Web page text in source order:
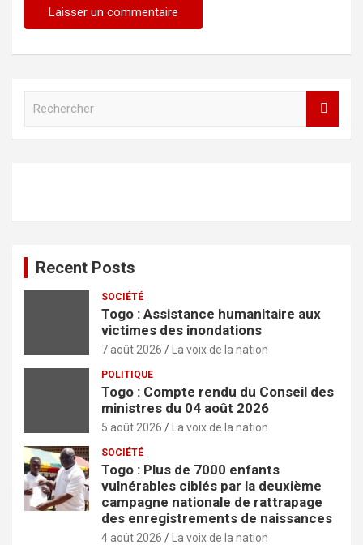
h
Recent Posts
SOCIÉTÉ
Togo : Assistance humanitaire aux
victimes des inondations
7 août 2026 La voix de la nation
POLITIQUE
Togo : Compte rendu du Conseil des
ministres du 04 août 2026
5 août 2026 La voix de la nation
SOCIÉTÉ
Togo : Plus de 7000 enfants
vulnérables ciblés par la deuxième
campagne nationale de rattrapage
des enregistrements de naissances
4 août 2026 La voix de la nation